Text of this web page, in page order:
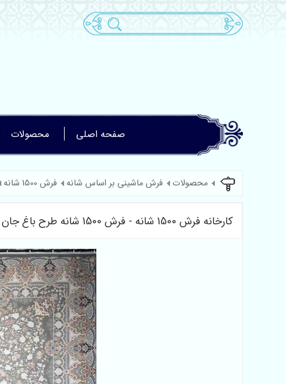
صفحه اصلی محصولات
محصولات فرش ماشینی بر اساس شانه فرش 1500 شانه
کارخانه فرش 1500 شانه - فرش 1500 شانه طرح باغ جان